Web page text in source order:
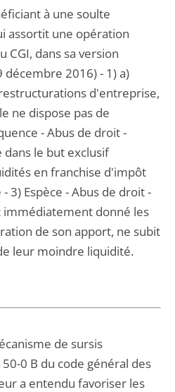
à une soulte
assortit une opération
CGI, dans sa version
2016) - 1) a)
d'entreprise,
ne dispose pas de
- Abus de droit -
le but exclusif
en franchise d'impôt
3) Espèce - Abus de droit -
immédiatement donné les
de son apport, ne subit
leur moindre liquidité.
de sursis
0 B du code général des
a entendu favoriser les